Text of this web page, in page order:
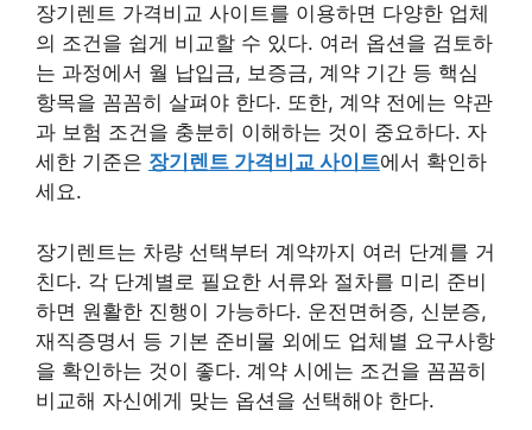
장기렌트 가격비교 사이트를 이용하면 다양한 업체
의 조건을 쉽게 비교할 수 있다. 여러 옵션을 검토하
는 과정에서 월 납입금, 보증금, 계약 기간 등 핵심
항목을 꼼꼼히 살펴야 한다. 또한, 계약 전에는 약관
과 보험 조건을 충분히 이해하는 것이 중요하다. 자
세한 기준은 장기렌트 가격비교 사이트에서 확인하
세요.
장기렌트는 차량 선택부터 계약까지 여러 단계를 거
친다. 각 단계별로 필요한 서류와 절차를 미리 준비
하면 원활한 진행이 가능하다. 운전면허증, 신분증,
재직증명서 등 기본 준비물 외에도 업체별 요구사항
을 확인하는 것이 좋다. 계약 시에는 조건을 꼼꼼히
비교해 자신에게 맞는 옵션을 선택해야 한다.